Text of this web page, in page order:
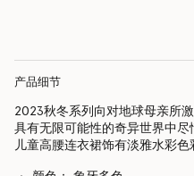
产品细节
2023秋冬系列向对地球母亲所
具有无限可能性的奇异世界中
儿童高腰连衣裙饰有淡雅水彩色